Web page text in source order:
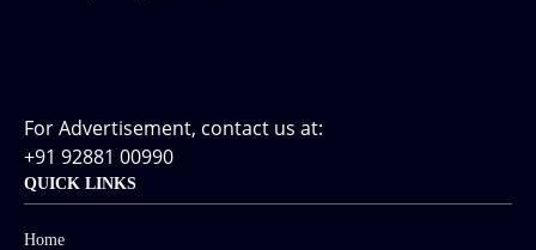
For Advertisement, contact us at:
+91 92881 00990
QUICK LINKS
Home